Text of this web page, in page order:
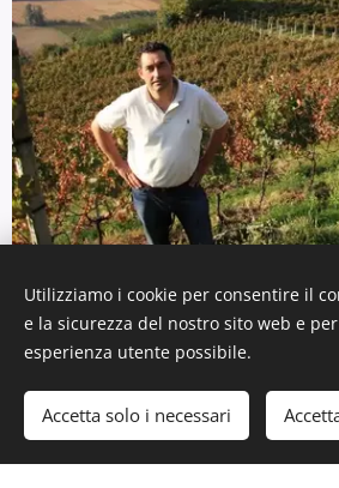
VIGNETI
Coltiviamo 4 ettari di vigneti
maggior parte dei quali si
soleggiate colline di Gudo.
Utilizziamo i cookie per consentire il
e la sicurezza del nostro sito web e
esperienza utente possibile.
Accetta solo i necessari